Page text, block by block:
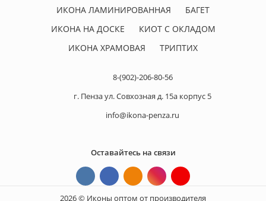
ИКОНА ЛАМИНИРОВАННАЯ
БАГЕТ
ИКОНА НА ДОСКЕ
КИОТ С ОКЛАДОМ
ИКОНА ХРАМОВАЯ
ТРИПТИХ
8-(902)-206-80-56
г. Пенза ул. Совхозная д. 15а корпус 5
info@ikona-penza.ru
Оставайтесь на связи
2026 © Иконы оптом от производителя